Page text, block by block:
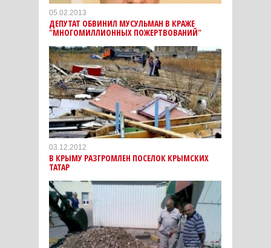
05.02.2013
ДЕПУТАТ ОБВИНИЛ МУСУЛЬМАН В КРАЖЕ
"МНОГОМИЛЛИОННЫХ ПОЖЕРТВОВАНИЙ"
03.12.2012
В КРЫМУ РАЗГРОМЛЕН ПОСЕЛОК КРЫМСКИХ
ТАТАР